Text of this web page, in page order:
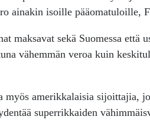
ainakin isoille pääomatuloille,
maksavat sekä Suomessa että
vähemmän veroa kuin
amerikkalaisia sijoittajia,
superrikkaiden